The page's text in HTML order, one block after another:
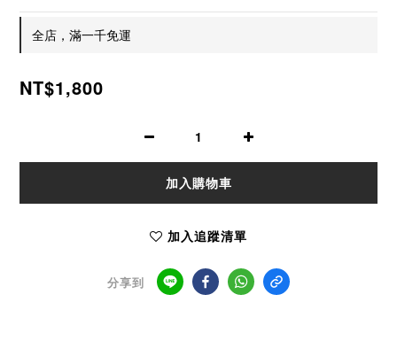
全店，滿一千免運
NT$1,800
加入購物車
加入追蹤清單
分享到